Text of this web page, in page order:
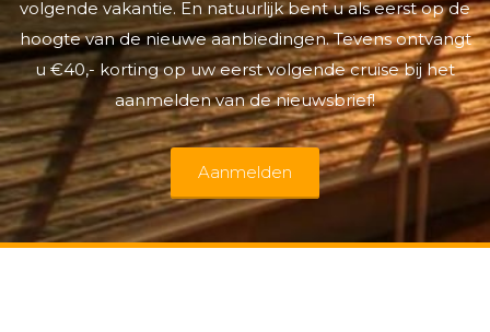
volgende vakantie. En natuurlijk bent u als eerst op de
hoogte van de nieuwe aanbiedingen. Tevens ontvangt
u €40,- korting op uw eerst volgende cruise bij het
aanmelden van de nieuwsbrief!
Aanmelden